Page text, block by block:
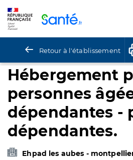
Retour à l'établissement
Hébergement
personnes
dépendantes -
dépendantes.
Ehpad les aubes -